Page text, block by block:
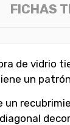
FICHAS
de vidrio
un
un